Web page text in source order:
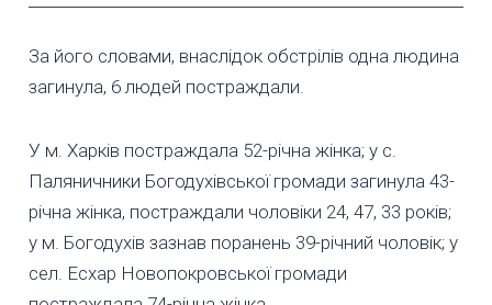
За його словами, внаслідок обстрілів одна людина
загинула, 6 людей постраждали.
У м. Харків постраждала 52-річна жінка; у с.
Паляничники Богодухівської громади загинула 43-
річна жінка, постраждали чоловіки 24, 47, 33 років;
у м. Богодухів зазнав поранень 39-річний чоловік; у
сел. Есхар Новопокровської громади